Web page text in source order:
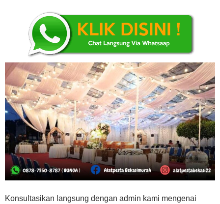
Konsultasikan langsung dengan admin kami mengenai